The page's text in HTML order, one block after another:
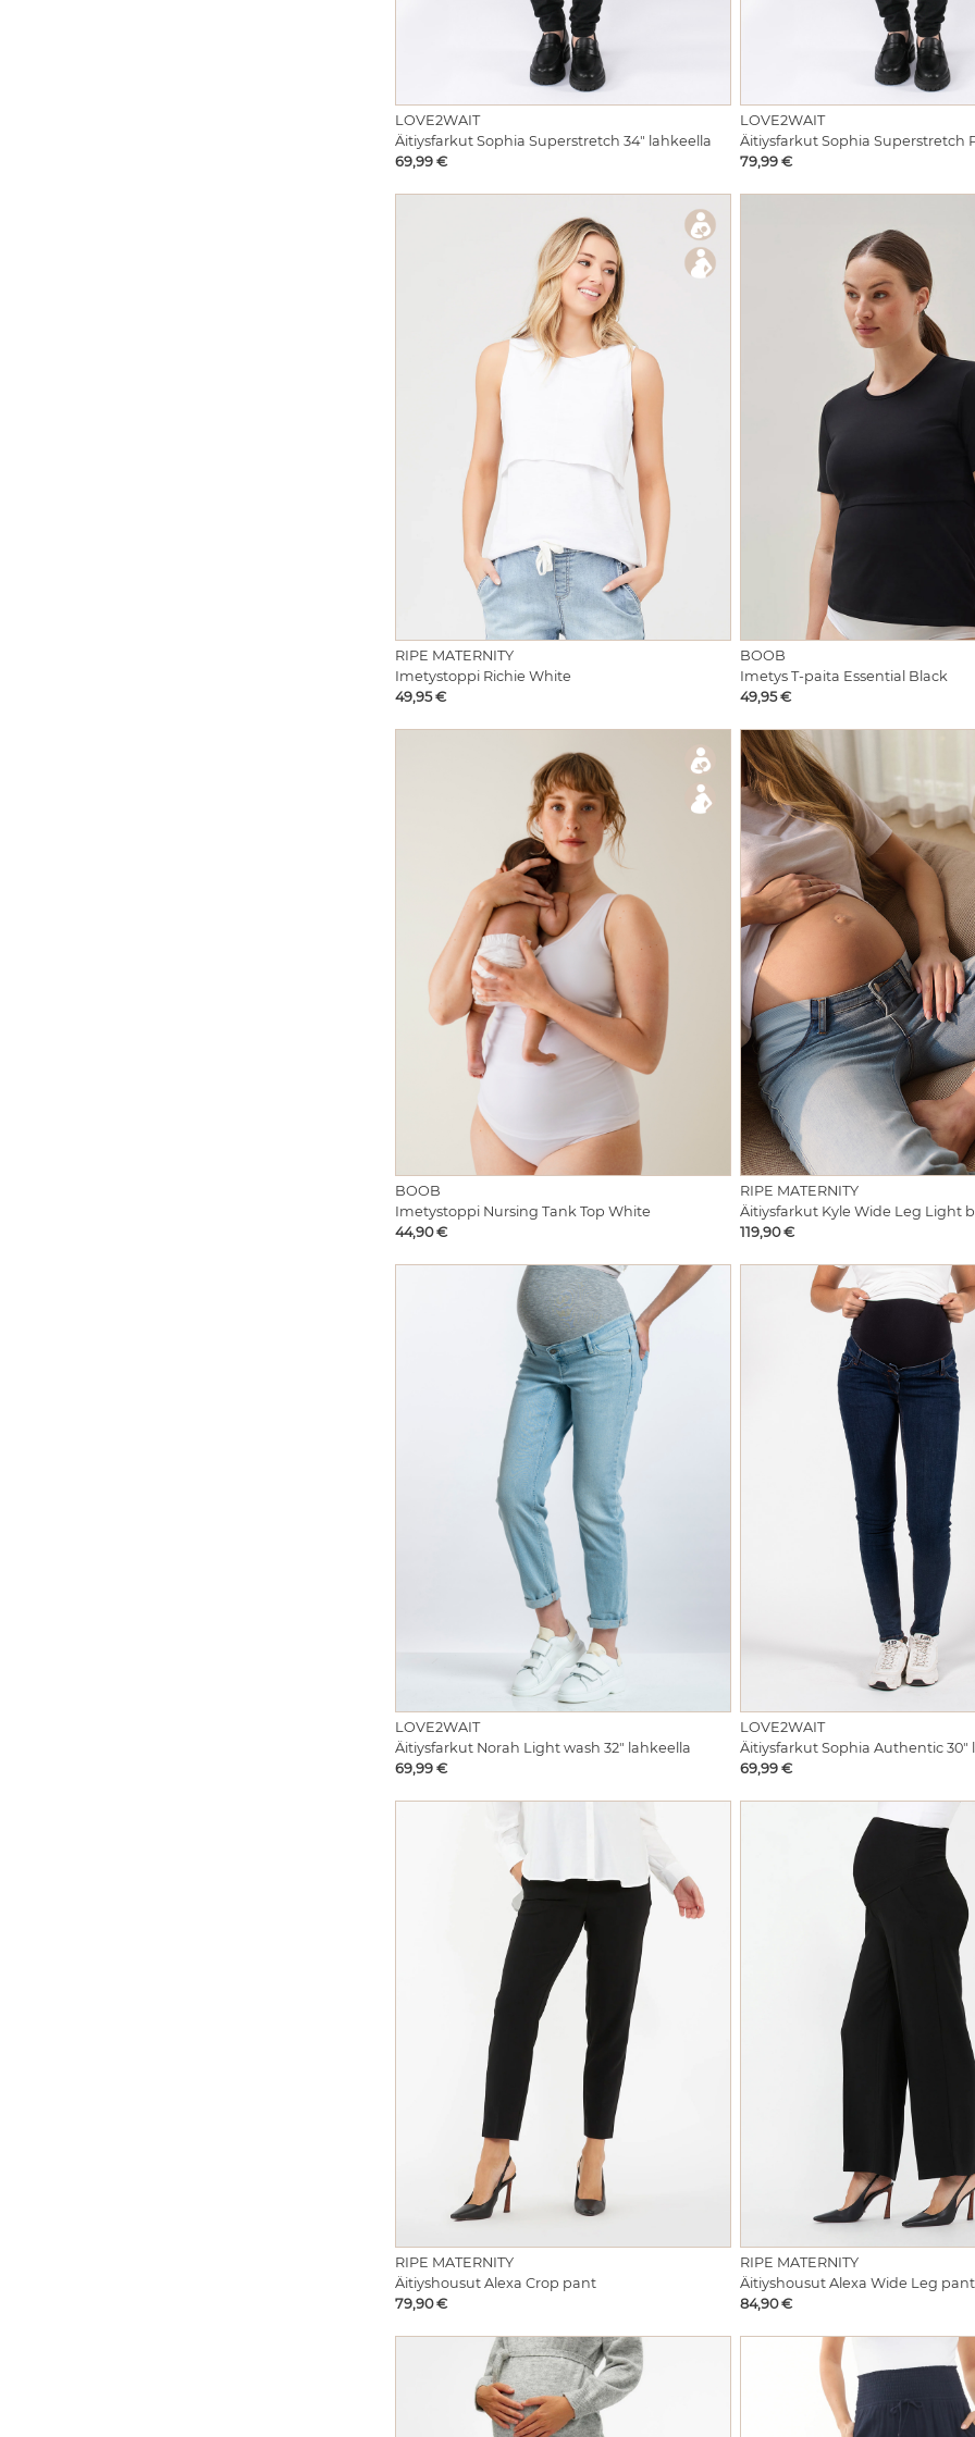
LOVE2WAIT
Äitiysfarkut Sophia Superstretch 34" lahkeella
Hinta
69,99 €
LOVE2WAIT
Äitiysfarkut Sophia Superstretch
Hinta
79,99 €
RIPE MATERNITY
Imetystoppi Richie White
Hinta
49,95 €
BOOB
Imetys T-paita Essential Black
Hinta
49,95 €
BOOB
Imetystoppi Nursing Tank Top White
Hinta
44,90 €
RIPE MATERNITY
Äitiysfarkut Kyle Wide Leg Light
Hinta
119,90 €
LOVE2WAIT
Äitiysfarkut Norah Light wash 32" lahkeella
Hinta
69,99 €
LOVE2WAIT
Äitiysfarkut Sophia Authentic 30"
Hinta
69,99 €
RIPE MATERNITY
Äitiyshousut Alexa Crop pant
Hinta
79,90 €
RIPE MATERNITY
Äitiyshousut Alexa Wide Leg pant
Hinta
84,90 €